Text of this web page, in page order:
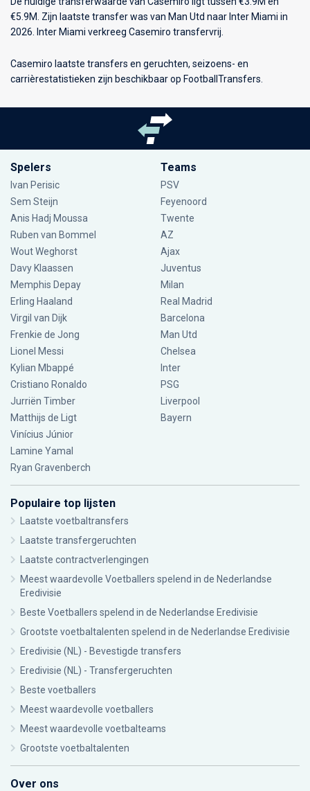
€5.9M. Zijn laatste transfer was van Man Utd naar Inter Miami in
2026. Inter Miami verkreeg Casemiro transfervrij.
Casemiro laatste transfers en geruchten, seizoens- en
carrièrestatistieken zijn beschikbaar op FootballTransfers.
Spelers
Ivan Perisic
Sem Steijn
Anis Hadj Moussa
Ruben van Bommel
Wout Weghorst
Davy Klaassen
Memphis Depay
Erling Haaland
Virgil van Dijk
Frenkie de Jong
Lionel Messi
Kylian Mbappé
Cristiano Ronaldo
Jurriën Timber
Matthijs de Ligt
Vinícius Júnior
Lamine Yamal
Ryan Gravenberch
Teams
PSV
Feyenoord
Twente
AZ
Ajax
Juventus
Milan
Real Madrid
Barcelona
Man Utd
Chelsea
Inter
PSG
Liverpool
Bayern
Populaire top lijsten
Laatste voetbaltransfers
Laatste transfergeruchten
Laatste contractverlengingen
Meest waardevolle Voetballers spelend in de Nederlandse
Eredivisie
Beste Voetballers spelend in de Nederlandse Eredivisie
Grootste voetbaltalenten spelend in de Nederlandse Eredivisie
Eredivisie (NL) - Bevestigde transfers
Eredivisie (NL) - Transfergeruchten
Beste voetballers
Meest waardevolle voetballers
Meest waardevolle voetbalteams
Grootste voetbaltalenten
Over ons